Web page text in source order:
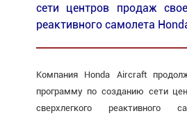
сети центров продаж
реактивного самолета
Компания Honda Aircraft
программу по созданию сети
сверхлегкого реактивного